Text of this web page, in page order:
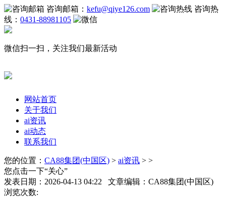
咨询邮箱： kefu@qiye126.com
咨询热
线： 0431-88981105
微信扫一扫，关注我们最新活动
网站首页
关于我们
ai资讯
ai动态
联系我们
您的位置： CA88集团(中国区) > ai资讯 > >
您点击一下“关心”
发表日期：2026-04-13 04:22 文章编辑：CA88集团(中国区)
浏览次数: